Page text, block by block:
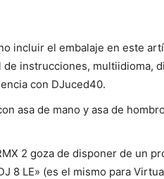
incluir el embalaje en este
de instrucciones,
con DJuced40.
asa de mano y asa de
2 goza de disponer de un
8 LE» (es el mismo para